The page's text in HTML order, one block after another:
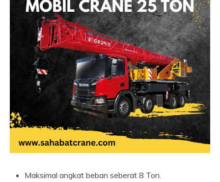
Maksimal angkat beban seberat 8 Ton.